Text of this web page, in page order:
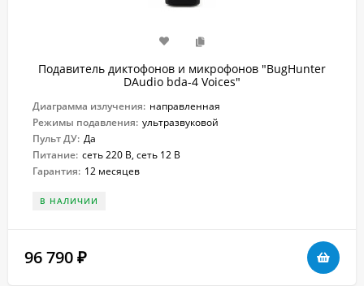
Подавитель диктофонов и микрофонов "BugHunter
DAudio bda-4 Voices"
Диаграмма излучения: направленная
Режимы подавления: ультразвуковой
Пульт ДУ: Да
Питание: сеть 220 В, сеть 12 В
Гарантия: 12 месяцев
В НАЛИЧИИ
96 790 ₽